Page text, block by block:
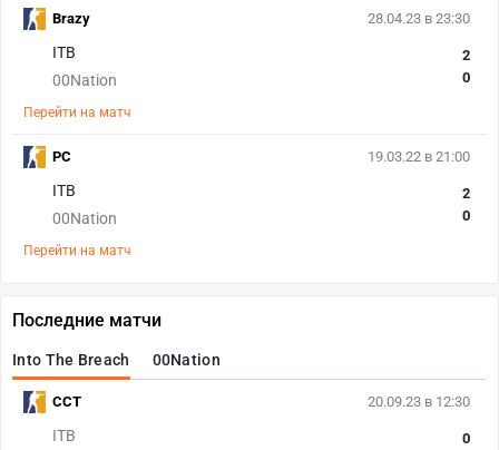
28.04.23 в 23:30
ITB
00Nation
2
0
Перейти на матч
Brazy
19.03.22 в 21:00
ITB
00Nation
2
0
Перейти на матч
PC
Последние матчи
Into The Breach 00Nation
20.09.23 в 12:30
ITB
0
CCT